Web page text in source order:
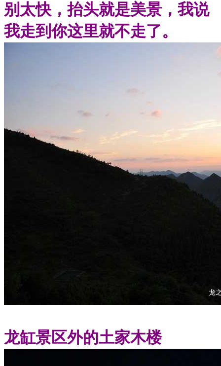
别太快，抬头就是美景，我说
我走到你这里就不走了。
龙缸景区外的土家木楼